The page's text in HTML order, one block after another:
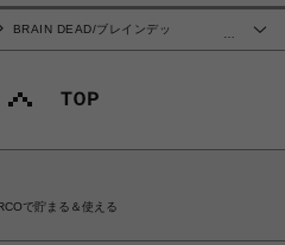
…
BRAIN DEAD/ブレインデッ
で貯まる＆使える